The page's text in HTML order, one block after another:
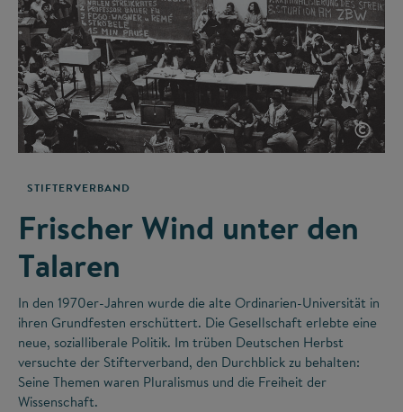
©
STIFTERVERBAND
Frischer Wind unter den
Talaren
In den 1970er-Jahren wurde die alte Ordinarien-Universität in
ihren Grundfesten erschüttert. Die Gesellschaft erlebte eine
neue, sozialliberale Politik. Im trüben Deutschen Herbst
versuchte der Stifterverband, den Durchblick zu behalten:
Seine Themen waren Pluralismus und die Freiheit der
Wissenschaft.